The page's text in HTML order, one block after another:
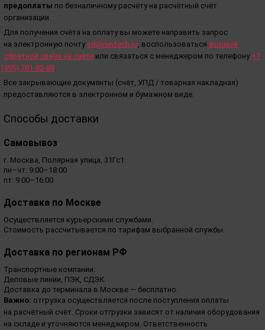
предоплаты по безналичному расчёту на расчётный счёт
организации.
Для получения счёта на оплату вы можете направить запрос
на электронную почту sd@rievtech.ru , воспользоваться формой
обратной связи на сайте или связаться с менеджером по телефону +7
(495) 781-82-88
Все закрывающие документы (счёт , УПД / товарная накладная)
предоставляются в электронном и бумажном виде.
Способы доставки
Самовывоз
г. Москва, Полярная улица, 31Гс1
пн–чт: 9:00–18:00
пт: 9:00–16:00
Доставка по Москве
Осуществляется курьерскими службами.
Стоимость рассчитывается по тарифам выбранной службы.
Доставка по регионам РФ
Транспортные компании:
Деловые линии, ПЭК, СДЭК.
Доставка до терминала в Москве — бесплатно.
Важно: отгрузка осуществляется после поступления оплаты
на расчётный счёт. Сроки отгрузки зависят от наличия оборудования
на складе и уточняются менеджером. Ответственность